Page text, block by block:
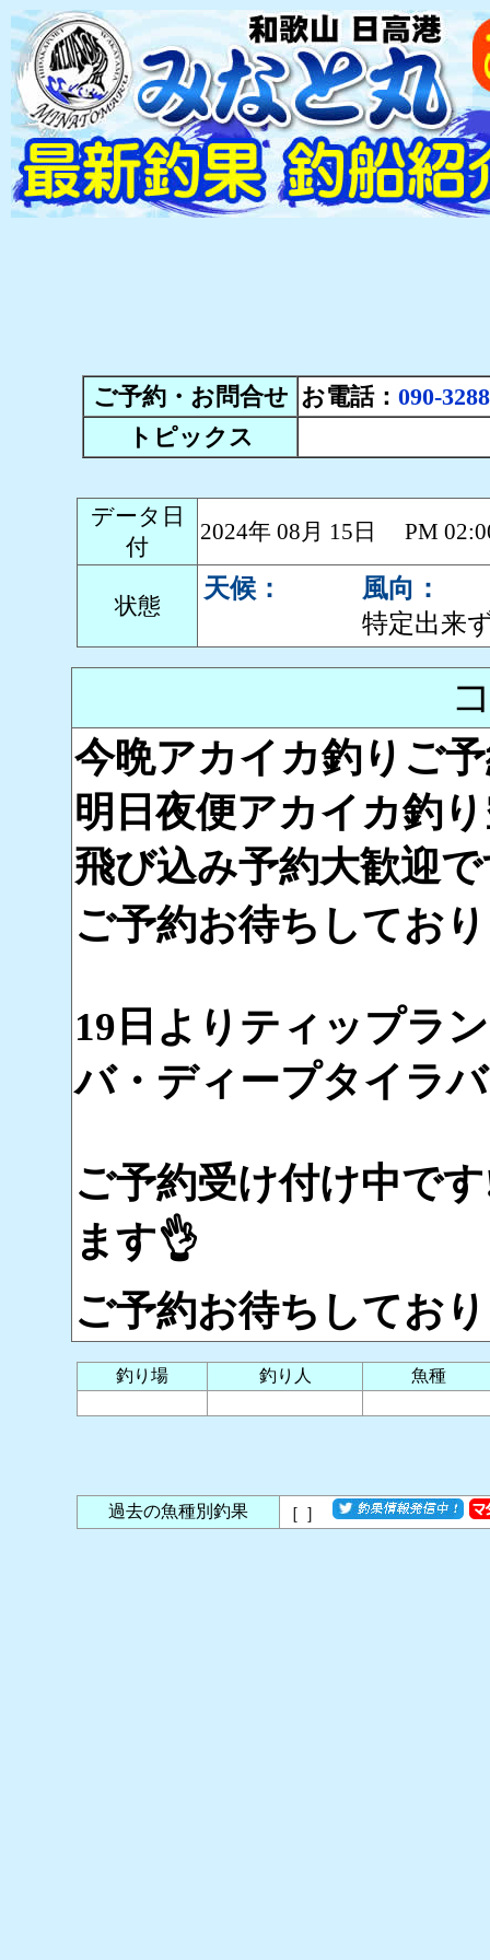
ご予約・お問合せ お電話： 090-
トピックス
データ日
付
2024年 08月 15日 PM
状態
天候：
風向：
特定出来
今晩アカイカ釣りご
明日夜便アカイカ釣
飛び込み予約大歓迎
ご予約お待ちしており
19日よりティップラ
バ・ディープタイラ
ご予約受け付け中で
ます👌
ご予約お待ちしており
釣り場 釣り人 魚種
過去の魚種別釣果 ［ ］